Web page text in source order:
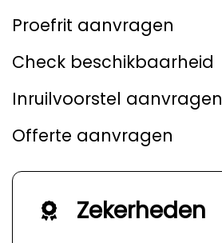
Proefrit aanvragen
Check beschikbaarheid
Inruilvoorstel aanvragen
Offerte aanvragen
Zekerheden